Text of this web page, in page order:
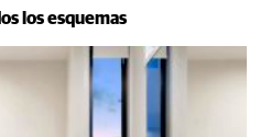
los esquemas